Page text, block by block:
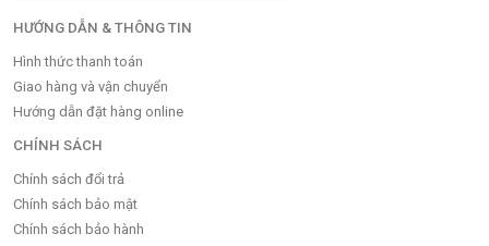
HƯỚNG DẪN & THÔNG TIN
Hình thức thanh toán
Giao hàng và vận chuyển
Hướng dẫn đặt hàng online
CHÍNH SÁCH
Chính sách đổi trả
Chính sách bảo mật
Chính sách bảo hành